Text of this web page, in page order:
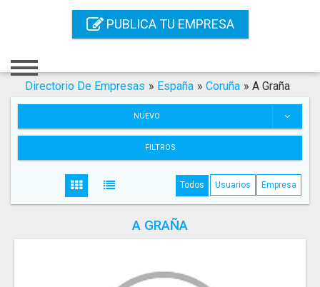
PUBLICA TU EMPRESA
Registro
Servicios SEO
Directorio De Empresas » España » Coruña » A Graña
NUEVO
FILTROS
Todos Usuarios Empresa
A GRAÑA